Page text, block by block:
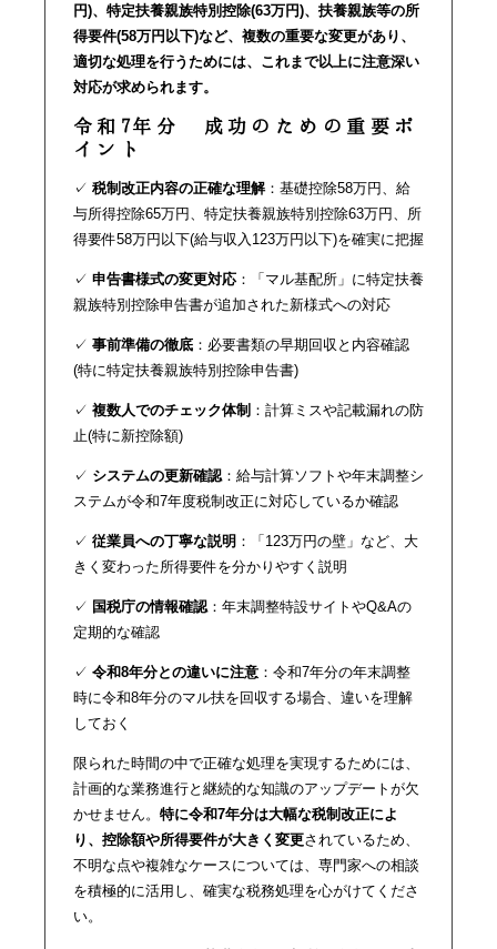
円)、特定扶養親族特別控除(63万円)、扶養親族等の所
得要件(58万円以下)など、複数の重要な変更があり、
適切な処理を行うためには、これまで以上に注意深い
対応が求められます。
令和7年分 成功のための重要ポ
イント
✓ 税制改正内容の正確な理解：基礎控除58万円、給
与所得控除65万円、特定扶養親族特別控除63万円、所
得要件58万円以下(給与収入123万円以下)を確実に把握
✓ 申告書様式の変更対応 ：「マル基配所」に特定扶養
親族特別控除申告書が追加された新様式への対応
✓ 事前準備の徹底 ：必要書類の早期回収と内容確認
(特に特定扶養親族特別控除申告書)
✓ 複数人でのチェック体制 ：計算ミスや記載漏れの防
止(特に新控除額)
✓ システムの更新確認 ：給与計算ソフトや年末調整シ
ステムが令和7年度税制改正に対応しているか確認
✓ 従業員への丁寧な説明 ：「123万円の壁」など、大
きく変わった所得要件を分かりやすく説明
✓ 国税庁の情報確認 ：年末調整特設サイトやQ&Aの
定期的な確認
✓ 令和8年分との違いに注意 ：令和7年分の年末調整
時に令和8年分のマル扶を回収する場合、違いを理解
しておく
限られた時間の中で正確な処理を実現するためには、
計画的な業務進行と継続的な知識のアップデートが欠
かせません。 特に令和7年分は大幅な税制改正によ
り、控除額や所得要件が大きく変更されているため、
不明な点や複雑なケースについては、専門家への相談
を積極的に活用し、確実な税務処理を心がけてくださ
い。